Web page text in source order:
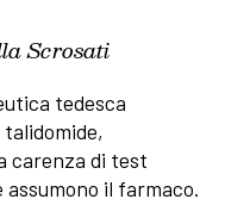
Scrosati
tedesca
carenza di test
il farmaco.